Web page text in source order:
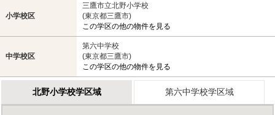
小学校区
三鷹市立北野小学校
(東京都三鷹市)
この学区の他の物件を見る
中学校区
第六中学校
(東京都三鷹市)
この学区の他の物件を見る
北野小学校学区域 第六中学校学区域